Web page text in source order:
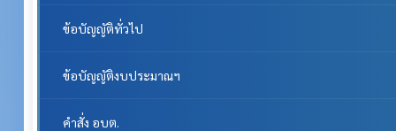
ข้อบัญญัติทั่วไป
ข้อบัญญัติงบประมาณฯ
คำสั่ง อบต.